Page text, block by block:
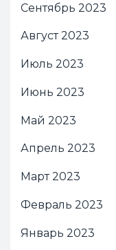
Сентябрь 2023
Август 2023
Июль 2023
Июнь 2023
Май 2023
Апрель 2023
Март 2023
Февраль 2023
Январь 2023